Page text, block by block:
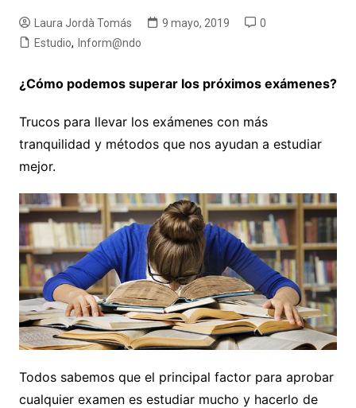
Laura Jordà Tomás 9 mayo, 2019
0
Estudio, Inform@ndo
¿Cómo podemos superar los próximos exámenes?
Trucos para llevar los exámenes con más
tranquilidad y métodos que nos ayudan a estudiar
mejor.
Todos sabemos que el principal factor para aprobar
cualquier examen es estudiar mucho y hacerlo de